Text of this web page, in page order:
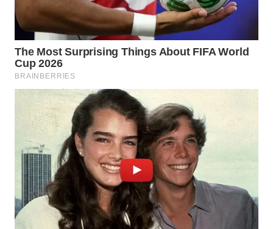
WAHANA
WAHANA
OTOMOTIF
WAHANA
WAHANA
DESA
WISATA